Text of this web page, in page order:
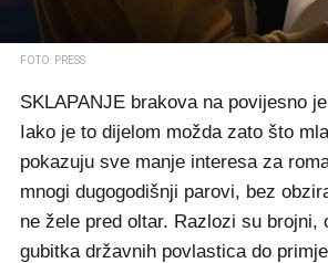
FOTO: PRESS
SKLAPANJE brakova na povijesno
Iako je to dijelom možda zato što
pokazuju sve manje interesa za
mnogi dugogodišnji parovi, bez
ne žele pred oltar. Razlozi su brojni,
gubitka državnih povlastica do